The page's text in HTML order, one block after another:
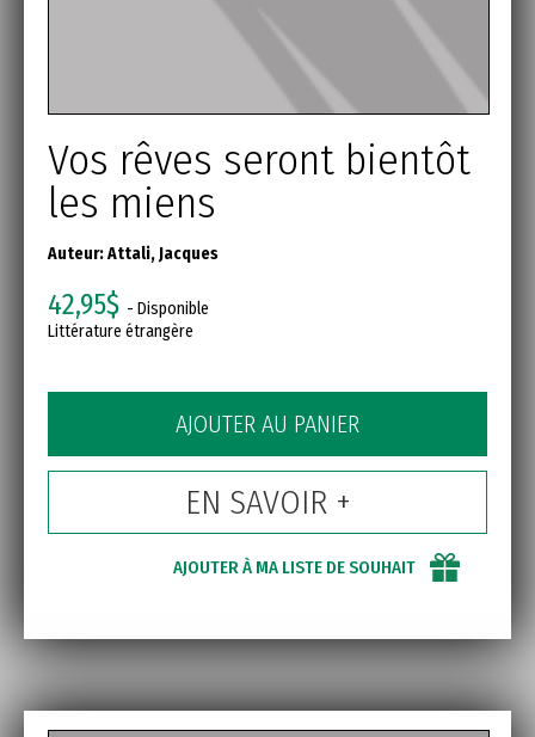
Vos rêves seront bientôt
les miens
Auteur:Attali, Jacques
42,95$ - Disponible
Littérature étrangère
AJOUTER AU PANIER
EN SAVOIR +
AJOUTER À MA LISTE DE SOUHAIT